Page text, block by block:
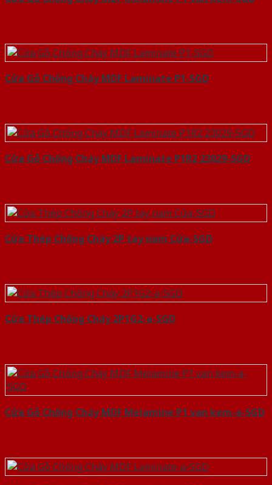
Cửa Gỗ Chống Cháy MDF Laminate P1-SGD
Cửa Gỗ Chống Cháy MDF Laminate P1R2 23029-SGD
Cửa Thép Chống Cháy 2P tay nam Cửa-SGD
Cửa Thép Chống Cháy 2P1G2-a-SGD
Cửa Gỗ Chống Cháy MDF Melamine P1 van kem-a-SGD